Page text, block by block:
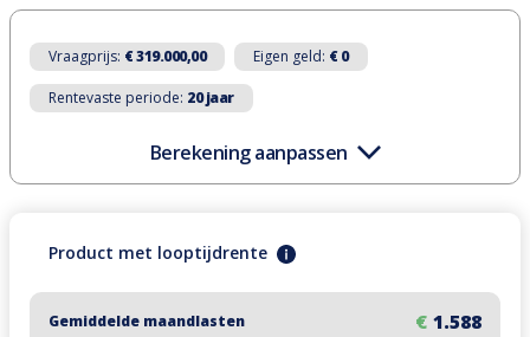
Vraagprijs: € 319.000,00 Eigen geld: € 0
Rentevaste periode: 20 jaar
Berekening aanpassen
Product met looptijdrente
€ 1.588
Gemiddelde maandlasten